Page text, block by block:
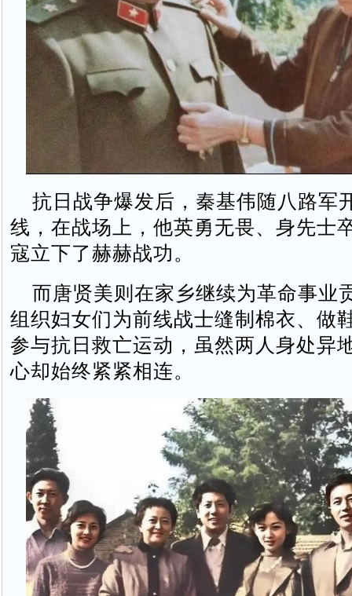
抗日战争爆发后，秦基伟随八路军
线，在战场上，他英勇无畏、身先士
寇立下了赫赫战功。
而唐贤美则在家乡继续为革命事业
组织妇女们为前线战士缝制棉衣、做
参与抗日救亡运动，虽然两人身处异
心却始终紧紧相连。